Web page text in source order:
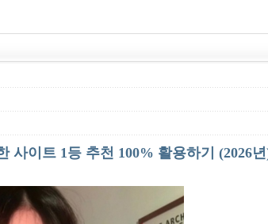
사이트 1등 추천 100% 활용하기 (2026